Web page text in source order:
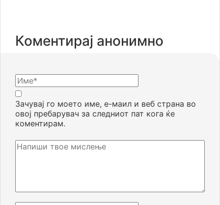
Коментирај анонимно
Зачувај го моето име, е-маил и веб страна во
овој пребарувач за следниот пат кога ќе
коментирам.